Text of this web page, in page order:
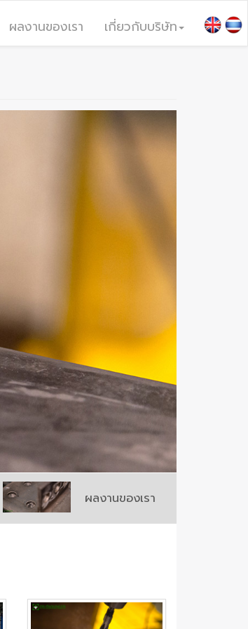
ผลงานของเรา เกี่ยวกับบริษัท
ผลงานของเรา